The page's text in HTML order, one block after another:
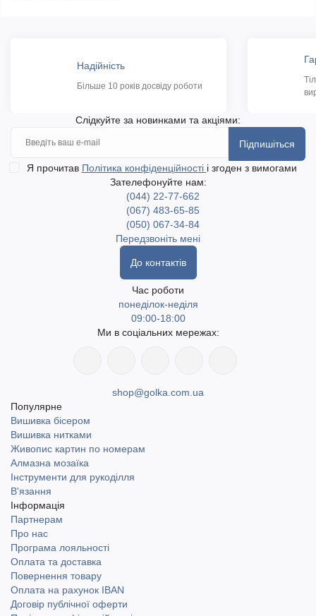
Надійність
Більше 10 років досвіду роботи
Слідкуйте за новинками та акціями:
Підпишіться
Я прочитав Політика конфіденційності і згоден з вимогами
Зателефонуйте нам:
(044) 22-77-662
(067) 483-65-85
(050) 067-34-84
Передзвоніть мені
До контактів
Час роботи
понеділок-неділя
09:00-18:00
Ми в соціальних мережах:
shop@golka.com.ua
Популярне
Вишивка бісером
Вишивка нитками
Живопис картин по номерам
Алмазна мозаїка
Інструменти для рукоділля
В'язання
Інформація
Партнерам
Про нас
Програма лояльності
Оплата та доставка
Повернення товару
Оплата на рахунок IBAN
Договір публічної оферти